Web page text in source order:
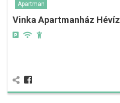
Apartman
Vinka Apartmanház Hévíz